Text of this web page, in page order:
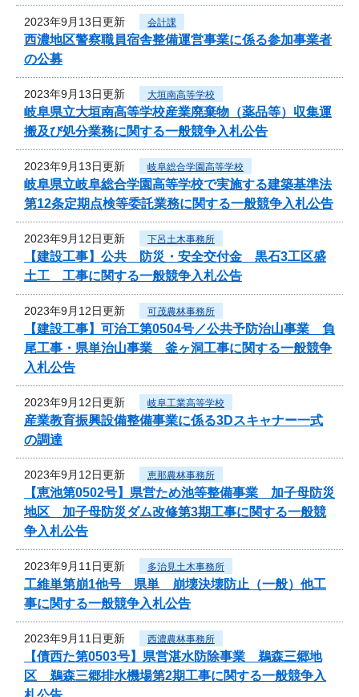
2023年9月13日更新 会計課
西濃地区警察職員宿舎整備運営事業に係る参加事業者
の公募
2023年9月13日更新 大垣南高等学校
岐阜県立大垣南高等学校産業廃棄物（薬品等）収集運
搬及び処分業務に関する一般競争入札公告
2023年9月13日更新 岐阜総合学園高等学校
岐阜県立岐阜総合学園高等学校で実施する建築基準法
第12条定期点検等委託業務に関する一般競争入札公告
2023年9月12日更新 下呂土木事務所
【建設工事】公共 防災・安全交付金 黒石3工区盛
土工 工事に関する一般競争入札公告
2023年9月12日更新 可茂農林事務所
【建設工事】可治工第0504号／公共予防治山事業 負
尾工事・県単治山事業 釜ヶ洞工事に関する一般競争
入札公告
2023年9月12日更新 岐阜工業高等学校
産業教育振興設備整備事業に係る3Dスキャナー一式
の調達
2023年9月12日更新 恵那農林事務所
【恵池第0502号】県営ため池等整備事業 加子母防災
地区 加子母防災ダム改修第3期工事に関する一般競
争入札公告
2023年9月11日更新 多治見土木事務所
工維単第崩1他号 県単 崩壊決壊防止（一般）他工
事に関する一般競争入札公告
2023年9月11日更新 西濃農林事務所
【債西た第0503号】県営湛水防除事業 鵜森三郷地
区 鵜森三郷排水機場第2期工事に関する一般競争入